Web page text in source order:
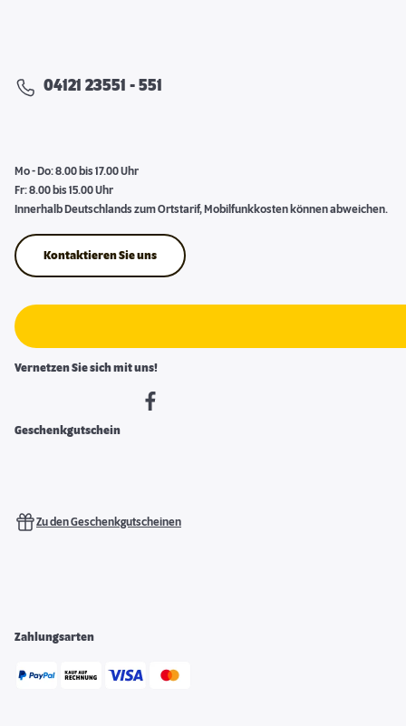
04121 23551 - 551
Mo - Do: 8.00 bis 17.00 Uhr
Fr: 8.00 bis 15.00 Uhr
Innerhalb Deutschlands zum Ortstarif, Mobilfunkkosten können abweichen.
Kontaktieren Sie uns
Vernetzen Sie sich mit uns!
Geschenkgutschein
Zu den Geschenkgutscheinen
Zahlungsarten